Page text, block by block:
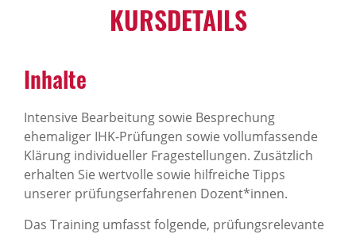
KURSDETAILS
Inhalte
Intensive Bearbeitung sowie Besprechung
ehemaliger IHK-Prüfungen sowie vollumfassende
Klärung individueller Fragestellungen. Zusätzlich
erhalten Sie wertvolle sowie hilfreiche Tipps
unserer prüfungserfahrenen Dozent*innen.
Das Training umfasst folgende, prüfungsrelevante